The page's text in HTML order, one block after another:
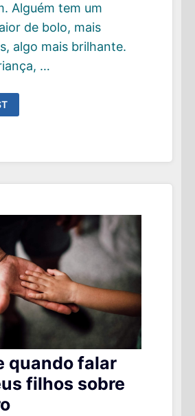
Alguém tem um
de bolo, mais
algo mais brilhante.
…
quando falar
filhos sobre